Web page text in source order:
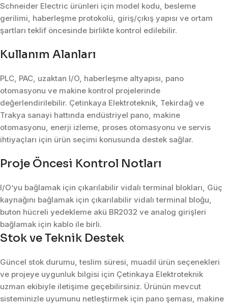
Schneider Electric ürünleri için model kodu, besleme
gerilimi, haberleşme protokolü, giriş/çıkış yapısı ve ortam
şartları teklif öncesinde birlikte kontrol edilebilir.
Kullanım Alanları
PLC, PAC, uzaktan I/O, haberleşme altyapısı, pano
otomasyonu ve makine kontrol projelerinde
değerlendirilebilir. Çetinkaya Elektroteknik, Tekirdağ ve
Trakya sanayi hattında endüstriyel pano, makine
otomasyonu, enerji izleme, proses otomasyonu ve servis
ihtiyaçları için ürün seçimi konusunda destek sağlar.
Proje Öncesi Kontrol Notları
I/O’yu bağlamak için çıkarılabilir vidalı terminal blokları, Güç
kaynağını bağlamak için çıkarılabilir vidalı terminal bloğu,
buton hücreli yedekleme akü BR2032 ve analog girişleri
bağlamak için kablo ile birli.
Stok ve Teknik Destek
Güncel stok durumu, teslim süresi, muadil ürün seçenekleri
ve projeye uygunluk bilgisi için Çetinkaya Elektroteknik
uzman ekibiyle iletişime geçebilirsiniz. Ürünün mevcut
sisteminizle uyumunu netleştirmek için pano şeması, makine